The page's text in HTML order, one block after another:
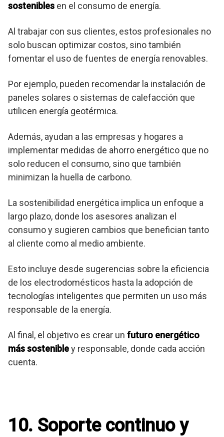
sostenibles en el consumo de energía.
Al trabajar con sus clientes, estos profesionales no
solo buscan optimizar costos, sino también
fomentar el uso de fuentes de energía renovables.
Por ejemplo, pueden recomendar la instalación de
paneles solares o sistemas de calefacción que
utilicen energía geotérmica.
Además, ayudan a las empresas y hogares a
implementar medidas de ahorro energético que no
solo reducen el consumo, sino que también
minimizan la huella de carbono.
La sostenibilidad energética implica un enfoque a
largo plazo, donde los asesores analizan el
consumo y sugieren cambios que benefician tanto
al cliente como al medio ambiente.
Esto incluye desde sugerencias sobre la eficiencia
de los electrodomésticos hasta la adopción de
tecnologías inteligentes que permiten un uso más
responsable de la energía.
Al final, el objetivo es crear un futuro energético
más sostenibley responsable, donde cada acción
cuenta.
10. Soporte continuo y